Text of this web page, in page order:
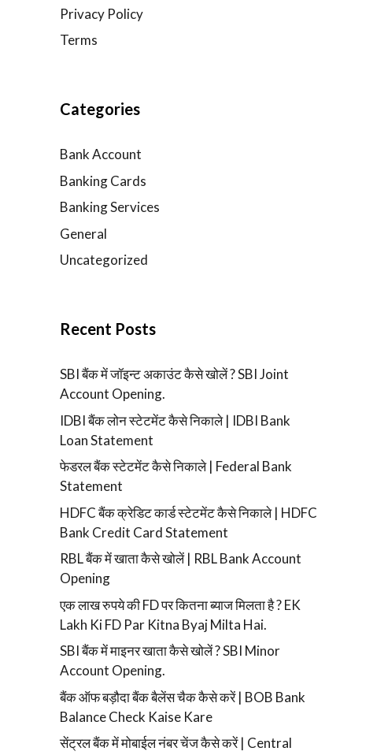
Privacy Policy
Terms
Categories
Bank Account
Banking Cards
Banking Services
General
Uncategorized
Recent Posts
SBI बैंक में जॉइन्ट अकाउंट कैसे खोलें ? SBI Joint
Account Opening.
IDBI बैंक लोन स्टेटमेंट कैसे निकाले | IDBI Bank
Loan Statement
फेडरल बैंक स्टेटमेंट कैसे निकाले | Federal Bank
Statement
HDFC बैंक क्रेडिट कार्ड स्टेटमेंट कैसे निकाले | HDFC
Bank Credit Card Statement
RBL बैंक में खाता कैसे खोलें | RBL Bank Account
Opening
एक लाख रुपये की FD पर कितना ब्याज मिलता है ? EK
Lakh Ki FD Par Kitna Byaj Milta Hai.
SBI बैंक में माइनर खाता कैसे खोलें ? SBI Minor
Account Opening.
बैंक ऑफ बड़ौदा बैंक बैलेंस चैक कैसे करें | BOB Bank
Balance Check Kaise Kare
सेंट्रल बैंक में मोबाईल नंबर चेंज कैसे करें | Central